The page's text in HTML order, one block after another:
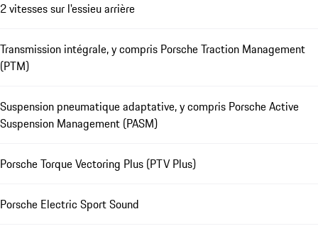
2 vitesses sur l'essieu arrière
Transmission intégrale, y compris Porsche Traction Management
(PTM)
Suspension pneumatique adaptative, y compris Porsche Active
Suspension Management (PASM)
Porsche Torque Vectoring Plus (PTV Plus)
Porsche Electric Sport Sound